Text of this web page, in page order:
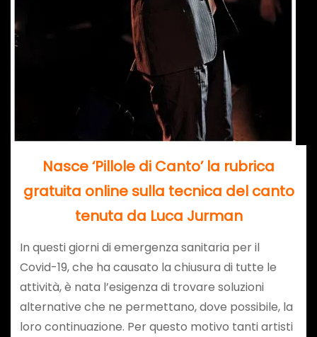
Nasce ‘Pillole di Canto’ la rubrica
gratuita online sulla tecnica del canto
tenuta da Luca Jurman
In questi giorni di emergenza sanitaria per il
Covid-19, che ha causato la chiusura di tutte le
attività, è nata l’esigenza di trovare soluzioni
alternative che ne permettano, dove possibile, la
loro continuazione. Per questo motivo tanti artisti